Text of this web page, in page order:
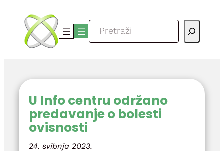
sadržaja
Pretraga
U Info centru održano
predavanje o bolesti
ovisnosti
24. svibnja 2023.